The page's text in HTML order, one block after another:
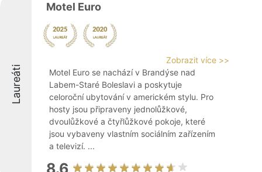
Laureáti
Motel Euro
Zobrazit více >>
Motel Euro se nachází v Brandýse nad
Labem-Staré Boleslavi a poskytuje
celoroční ubytování v americkém stylu. Pro
hosty jsou připraveny jednolůžkové,
dvoulůžkové a čtyřlůžkové pokoje, které
jsou vybaveny vlastním sociálním zařízením
a televizí. ...
8.6